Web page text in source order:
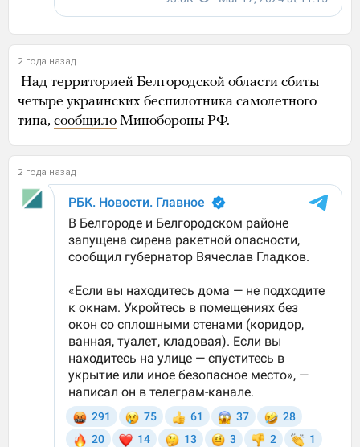
2 года назад
Над территорией Белгородской области сбиты
четыре украинских беспилотника самолетного
типа, сообщило Минобороны РФ.
2 года назад